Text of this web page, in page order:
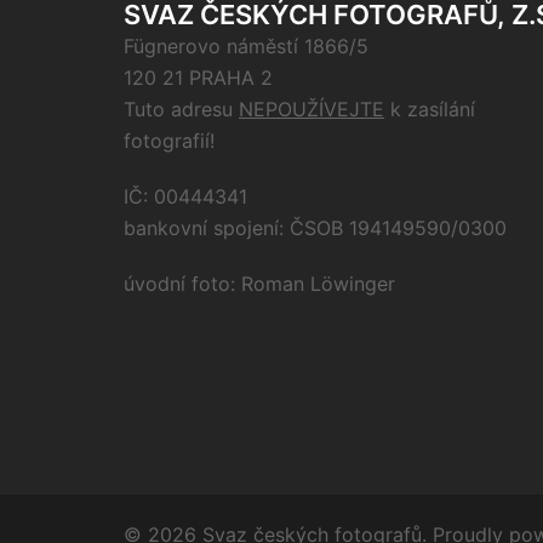
SVAZ ČESKÝCH FOTOGRAFŮ,
Fügnerovo náměstí 1866/5
120 21 PRAHA 2
Tuto adresu NEPOUŽÍVEJTE k zasílání
fotografií!
IČ: 00444341
bankovní spojení: ČSOB 194149590/0300
úvodní foto: Roman Löwinger
© 2026 Svaz českých fotografů. Proudly